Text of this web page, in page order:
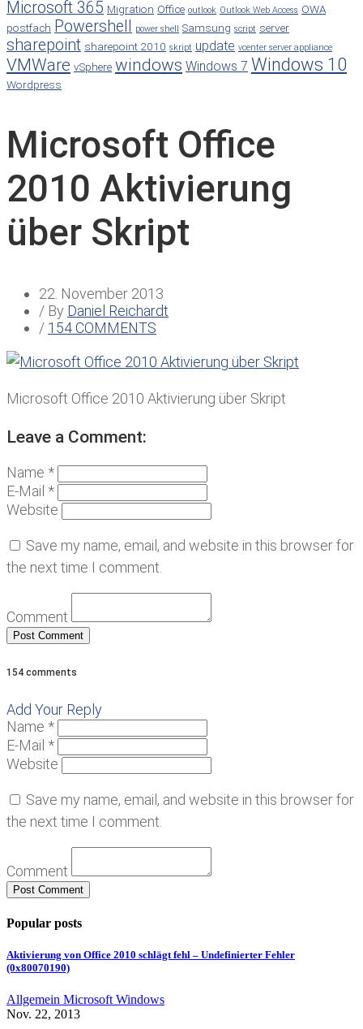
Microsoft 365 Migration Office outlook Outlook Web Access OWA
postfach Powershell power shell Samsung script server
sharepoint sharepoint 2010 skript update vcenter server appliance
VMWare vSphere windows Windows 7 Windows 10
Wordpress
Microsoft Office
2010 Aktivierung
über Skript
22. November 2013
/ By Daniel Reichardt
/ 154 COMMENTS
Microsoft Office 2010 Aktivierung über Skript
Leave a Comment:
Name *
E-Mail *
Website
Save my name, email, and website in this browser for
the next time I comment.
Comment
154 comments
Add Your Reply
Name *
E-Mail *
Website
Save my name, email, and website in this browser for
the next time I comment.
Comment
Popular posts
Aktivierung von Office 2010 schlägt fehl – Undefinierter Fehler
(0x80070190)
Allgemein Microsoft Windows
Nov. 22, 2013